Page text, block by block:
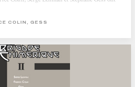
d’une période trouble. La conclusion de
COLIN, GESS